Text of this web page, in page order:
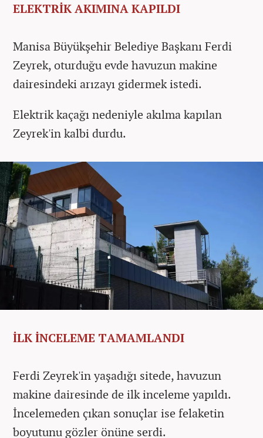
ELEKTRİK AKIMINA KAPILDI
Manisa Büyükşehir Belediye Başkanı Ferdi
Zeyrek, oturduğu evde havuzun makine
dairesindeki arızayı gidermek istedi.
Elektrik kaçağı nedeniyle akılma kapılan
Zeyrek'in kalbi durdu.
İLK İNCELEME TAMAMLANDI
Ferdi Zeyrek'in yaşadığı sitede, havuzun
makine dairesinde de ilk inceleme yapıldı.
İncelemeden çıkan sonuçlar ise felaketin
boyutunu gözler önüne serdi.